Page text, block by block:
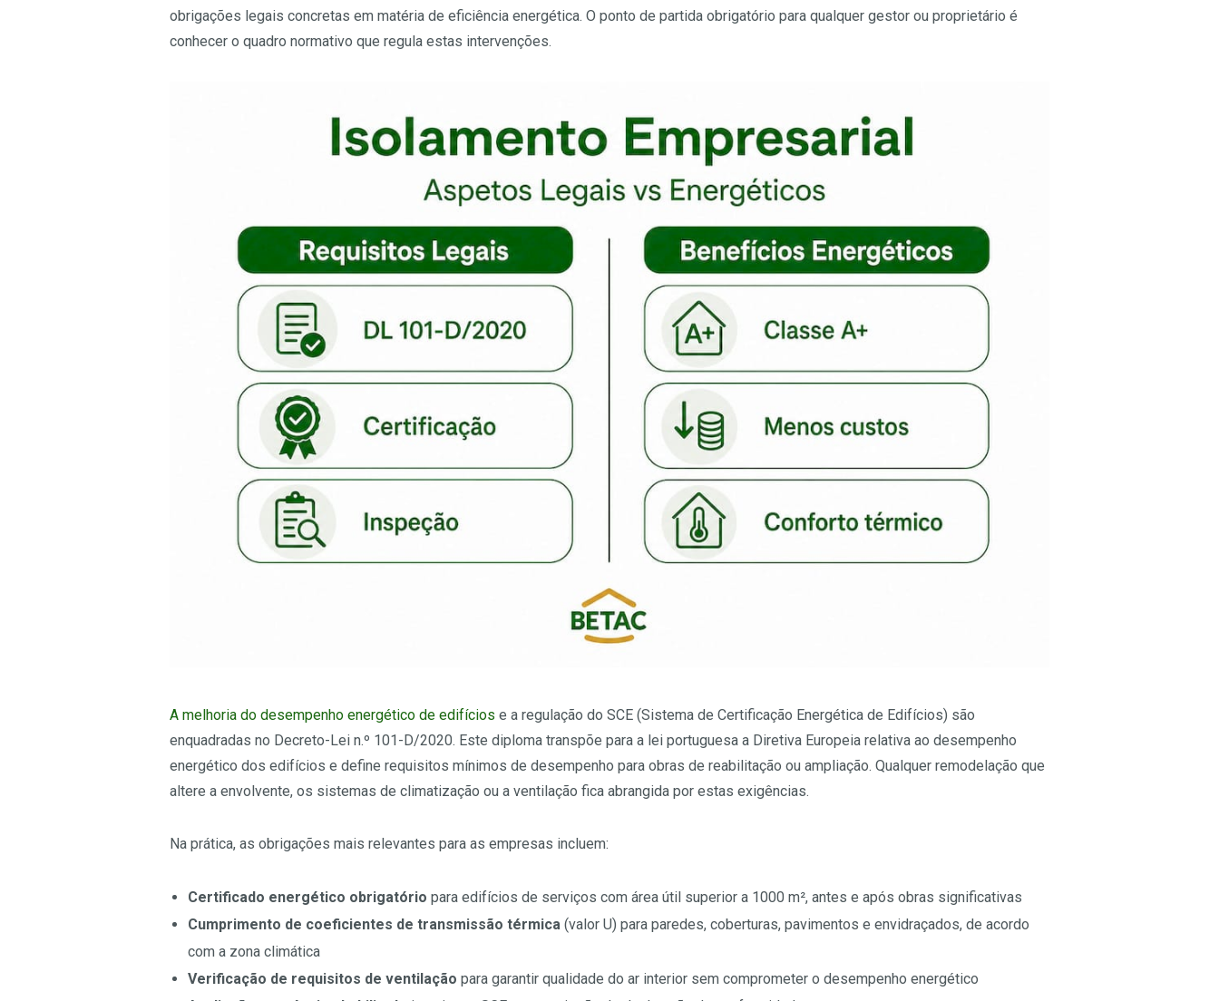
obrigações legais concretas em matéria de eficiência energética. O ponto de partida obrigatório para qualquer gestor ou proprietário é
conhecer o quadro normativo que regula estas intervenções.
A melhoria do desempenho energético de edifícios e a regulação do SCE (Sistema de Certificação Energética de Edifícios) são
enquadradas no Decreto-Lei n.º 101-D/2020. Este diploma transpõe para a lei portuguesa a Diretiva Europeia relativa ao desempenho
energético dos edifícios e define requisitos mínimos de desempenho para obras de reabilitação ou ampliação. Qualquer remodelação que
altere a envolvente, os sistemas de climatização ou a ventilação fica abrangida por estas exigências.
Na prática, as obrigações mais relevantes para as empresas incluem:
Certificado energético obrigatório para edifícios de serviços com área útil superior a 1000 m², antes e após obras significativas
Cumprimento de coeficientes de transmissão térmica (valor U) para paredes, coberturas, pavimentos e envidraçados, de acordo
com a zona climática
Verificação de requisitos de ventilação para garantir qualidade do ar interior sem comprometer o desempenho energético